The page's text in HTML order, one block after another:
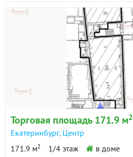
Торговая площадь 171.9 м2
Екатеринбург, Центр
171.9 м2 1/4 этаж в доме